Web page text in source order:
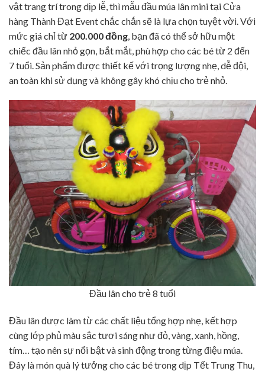
vật trang trí trong dịp lễ, thì mẫu đầu múa lân mini tại Cửa
hàng Thành Đạt Event chắc chắn sẽ là lựa chọn tuyệt vời. Với
mức giá chỉ từ 200.000 đồng, bạn đã có thể sở hữu một
chiếc đầu lân nhỏ gọn, bắt mắt, phù hợp cho các bé từ 2 đến
7 tuổi. Sản phẩm được thiết kế với trọng lượng nhẹ, dễ đội,
an toàn khi sử dụng và không gây khó chịu cho trẻ nhỏ.
Đầu lân cho trẻ 8 tuổi
Đầu lân được làm từ các chất liệu tổng hợp nhẹ, kết hợp
cùng lớp phủ màu sắc tươi sáng như đỏ, vàng, xanh, hồng,
tím… tạo nên sự nổi bật và sinh động trong từng điệu múa.
Đây là món quà lý tưởng cho các bé trong dịp Tết Trung Thu,